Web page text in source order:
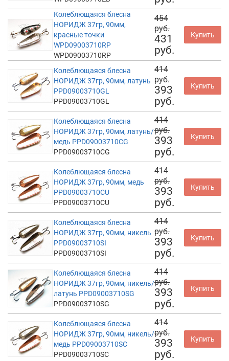
Колеблющаяся блесна
НОРИДЖ 37гр, 90мм,
красные точки
WPD09003710RP
WPD09003710RP
454
руб.
431
руб.
Купить
Колеблющаяся блесна
НОРИДЖ 37гр, 90мм, латунь
PPD09003710GL
PPD09003710GL
414
руб.
393
руб.
Купить
Колеблющаяся блесна
НОРИДЖ 37гр, 90мм, латунь/
медь PPD09003710CG
PPD09003710CG
414
руб.
393
руб.
Купить
Колеблющаяся блесна
НОРИДЖ 37гр, 90мм, медь
PPD09003710CU
PPD09003710CU
414
руб.
393
руб.
Купить
Колеблющаяся блесна
НОРИДЖ 37гр, 90мм, никель
PPD09003710SI
PPD09003710SI
414
руб.
393
руб.
Купить
Колеблющаяся блесна
НОРИДЖ 37гр, 90мм, никель/
латунь PPD09003710SG
PPD09003710SG
414
руб.
393
руб.
Купить
Колеблющаяся блесна
НОРИДЖ 37гр, 90мм, никель/
медь PPD09003710SC
PPD09003710SC
414
руб.
393
руб.
Купить